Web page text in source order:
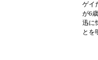
ゲイ
が6
迅に
とを